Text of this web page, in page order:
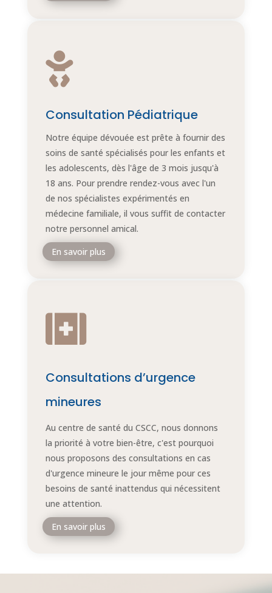

Consultation Pédiatrique
Notre équipe dévouée est prête à fournir des
soins de santé spécialisés pour les enfants et
les adolescents, dès l'âge de 3 mois jusqu'à
18 ans. Pour prendre rendez-vous avec l'un
de nos spécialistes expérimentés en
médecine familiale, il vous suffit de contacter
notre personnel amical.
En savoir plus

Consultations d’urgence
mineures
Au centre de santé du CSCC, nous donnons
la priorité à votre bien-être, c'est pourquoi
nous proposons des consultations en cas
d'urgence mineure le jour même pour ces
besoins de santé inattendus qui nécessitent
une attention.
En savoir plus